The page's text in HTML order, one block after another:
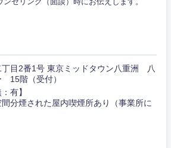
丁目2番1号 東京ミッドタウン八重洲 八
15階（受付）
有】
分煙された屋内喫煙所あり（事業所に